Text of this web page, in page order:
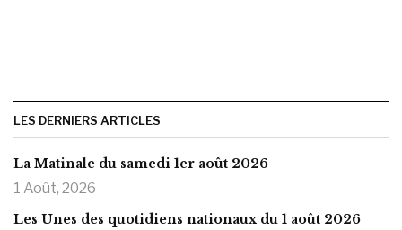
LES DERNIERS ARTICLES
La Matinale du samedi 1er août 2026
1 Août, 2026
Les Unes des quotidiens nationaux du 1 août 2026